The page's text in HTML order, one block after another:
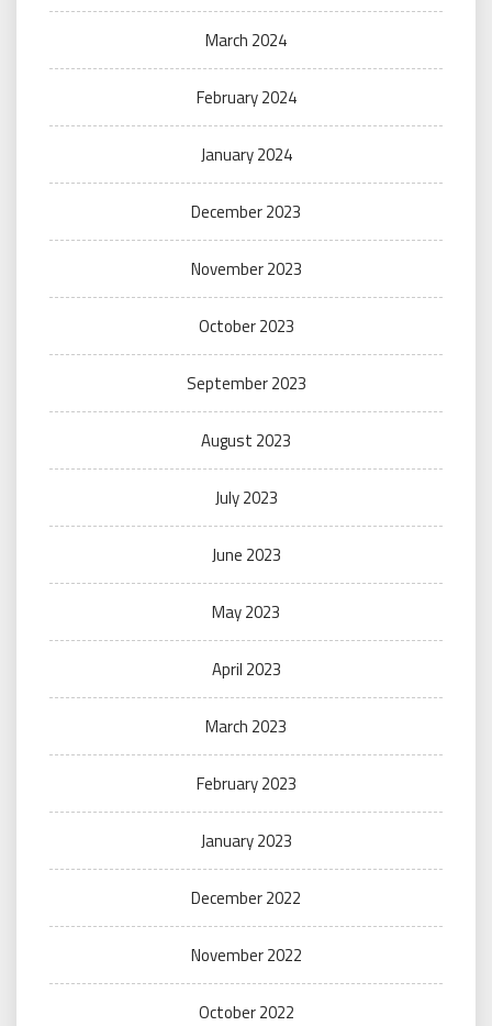
March 2024
February 2024
January 2024
December 2023
November 2023
October 2023
September 2023
August 2023
July 2023
June 2023
May 2023
April 2023
March 2023
February 2023
January 2023
December 2022
November 2022
October 2022